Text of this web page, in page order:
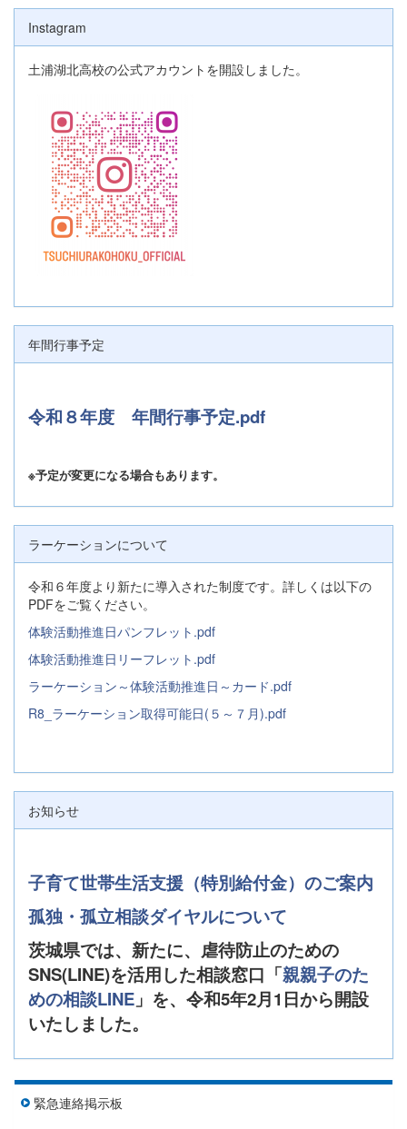
Instagram
土浦湖北高校の公式アカウントを開設しました。
年間行事予定
令和８年度 年間行事予定.pdf
※予定が変更になる場合もあります。
ラーケーションについて
令和６年度より新たに導入された制度です。詳しくは以下の
PDFをご覧ください。
体験活動推進日パンフレット.pdf
体験活動推進日リーフレット.pdf
ラーケーション～体験活動推進日～カード.pdf
R8_ラーケーション取得可能日(５～７月).pdf
お知らせ
子育て世帯生活支援（特別給付金）のご案内
孤独・孤立相談ダイヤルについて
茨城県では、新たに、虐待防止のための
SNS(LINE)を活用した相談窓口「親親子のた
めの相談LINE 」を、令和5年2月1日から開設
いたしました。
緊急連絡掲示板